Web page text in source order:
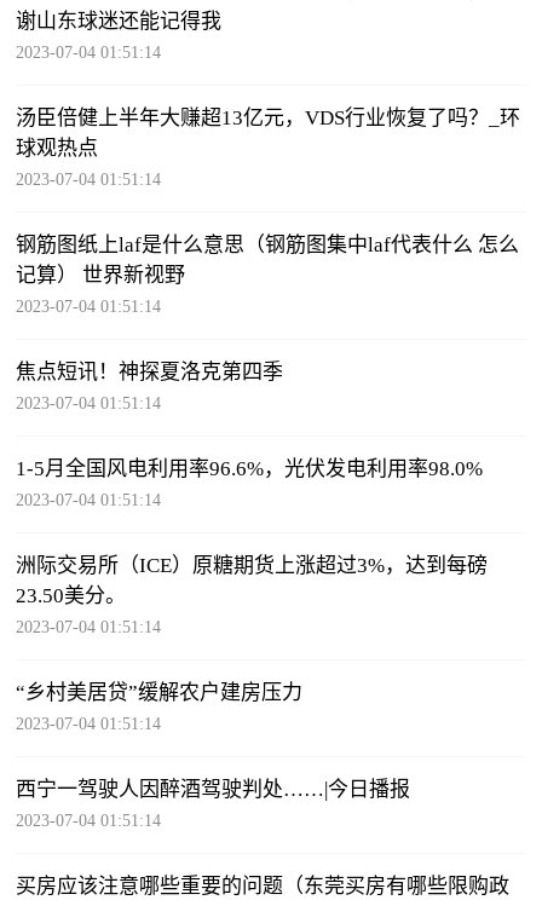
谢山东球迷还能记得我
2023-07-04 01:51:14
汤臣倍健上半年大赚超13亿元，VDS行业恢复了吗？_环
球观热点
2023-07-04 01:51:14
钢筋图纸上laf是什么意思（钢筋图集中laf代表什么 怎么
记算） 世界新视野
2023-07-04 01:51:14
焦点短讯！神探夏洛克第四季
2023-07-04 01:51:14
1-5月全国风电利用率96.6%，光伏发电利用率98.0%
2023-07-04 01:51:14
洲际交易所（ICE）原糖期货上涨超过3%，达到每磅
23.50美分。
2023-07-04 01:51:14
“乡村美居贷”缓解农户建房压力
2023-07-04 01:51:14
西宁一驾驶人因醉酒驾驶判处……|今日播报
2023-07-04 01:51:14
买房应该注意哪些重要的问题（东莞买房有哪些限购政